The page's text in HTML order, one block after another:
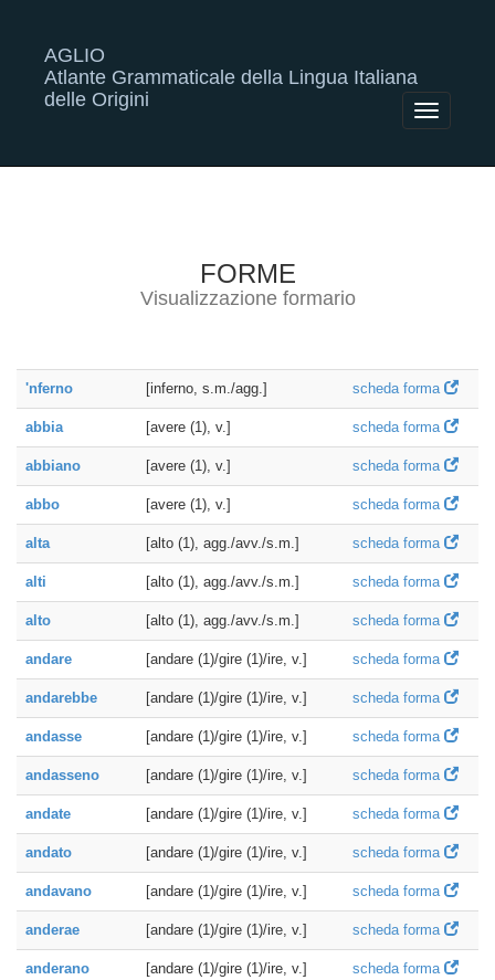
AGLIO
Atlante Grammaticale della Lingua Italiana
delle Origini
Toggle
FORME
Visualizzazione formario
'nferno [inferno, s.m./agg.] scheda forma
abbia [avere (1), v.] scheda forma
abbiano [avere (1), v.] scheda forma
abbo [avere (1), v.] scheda forma
alta [alto (1), agg./avv./s.m.] scheda forma
alti [alto (1), agg./avv./s.m.] scheda forma
alto [alto (1), agg./avv./s.m.] scheda forma
andare [andare (1)/gire (1)/ire, v.] scheda forma
andarebbe [andare (1)/gire (1)/ire, v.] scheda forma
andasse [andare (1)/gire (1)/ire, v.] scheda forma
andasseno [andare (1)/gire (1)/ire, v.] scheda forma
andate [andare (1)/gire (1)/ire, v.] scheda forma
andato [andare (1)/gire (1)/ire, v.] scheda forma
andavano [andare (1)/gire (1)/ire, v.] scheda forma
anderae [andare (1)/gire (1)/ire, v.] scheda forma
anderano [andare (1)/gire (1)/ire, v.] scheda forma